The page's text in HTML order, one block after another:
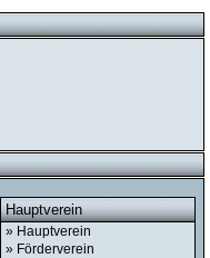
Hauptverein
» Hauptverein
» Förderverein